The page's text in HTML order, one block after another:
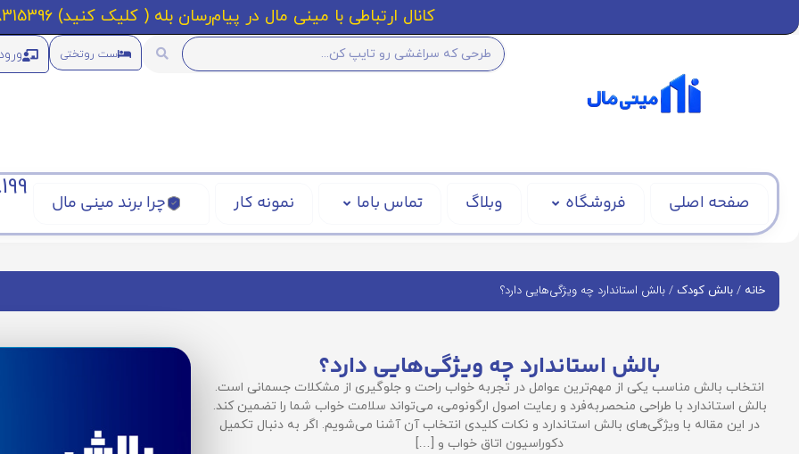
کانال ارتباطی با مینی مال در پیام‌رسان بله ( کلیک کنید) 09218315396
ست روتختی
صفحه اصلی فروشگاه وبلاگ تماس باما نمونه کار چرا برند مینی مال
خانه / بالش کودک / بالش استاندارد چه ویژگی‌هایی دارد؟
بالش استاندارد چه ویژگی‌هایی دارد؟
انتخاب بالش مناسب یکی از مهم‌ترین عوامل در تجربه خواب راحت و جلوگیری از مشکلات جسمانی است.
بالش استاندارد با طراحی منحصربه‌فرد و رعایت اصول ارگونومی، می‌تواند سلامت خواب شما را تضمین کند.
در این مقاله با ویژگی‌های بالش استاندارد و نکات کلیدی انتخاب آن آشنا می‌شویم. اگر به دنبال تکمیل
دکوراسیون اتاق خواب و […]